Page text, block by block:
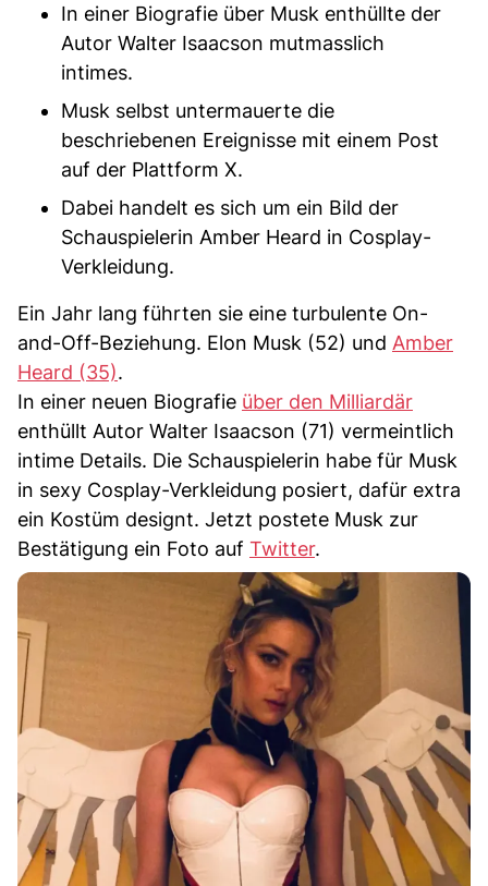
In einer Biografie über Musk enthüllte der
Autor Walter Isaacson mutmasslich
intimes.
Musk selbst untermauerte die
beschriebenen Ereignisse mit einem Post
auf der Plattform X.
Dabei handelt es sich um ein Bild der
Schauspielerin Amber Heard in Cosplay-
Verkleidung.
Ein Jahr lang führten sie eine turbulente On-
and-Off-Beziehung. Elon Musk (52) und Amber
Heard (35).
In einer neuen Biografie über den Milliardär
enthüllt Autor Walter Isaacson (71) vermeintlich
intime Details. Die Schauspielerin habe für Musk
in sexy Cosplay-Verkleidung posiert, dafür extra
ein Kostüm designt. Jetzt postete Musk zur
Bestätigung ein Foto auf Twitter.